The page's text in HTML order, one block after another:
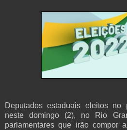
Deputados estaduais eleitos
neste domingo (2), no Rio
parlamentares que irão compor